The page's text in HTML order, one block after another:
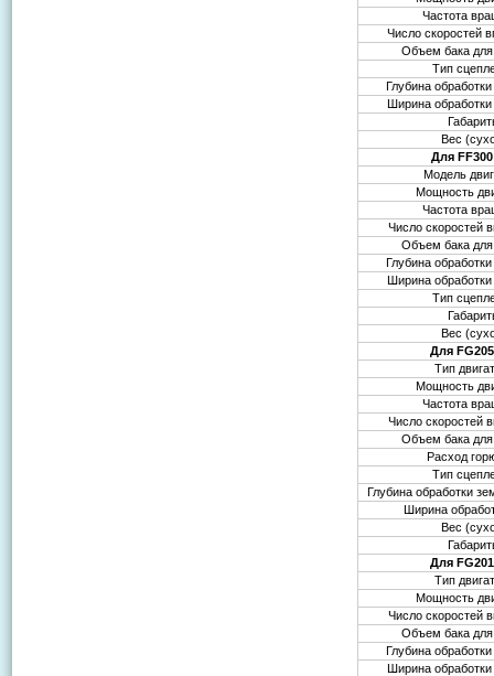
Частота
Число скоростей
Объем бака для
Тип
Глубина
Ширина
Вес
Для
Модель
Мощность
Частота
Число скоростей
Объем бака для
Глубина
Ширина
Тип
Вес
Для
Тип
Мощность
Частота
Число скоростей
Объем бака для
Расход
Тип
Глубина обработки
Ширина
Вес
Для
Тип
Мощность
Число скоростей
Объем бака для
Глубина
Ширина